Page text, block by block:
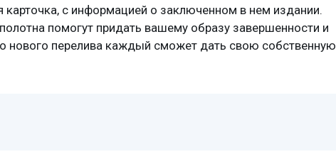
карточка, с информацией о заключенном в нем издании.
помогут придать вашему образу завершенности и
нового перелива каждый сможет дать свою собственную